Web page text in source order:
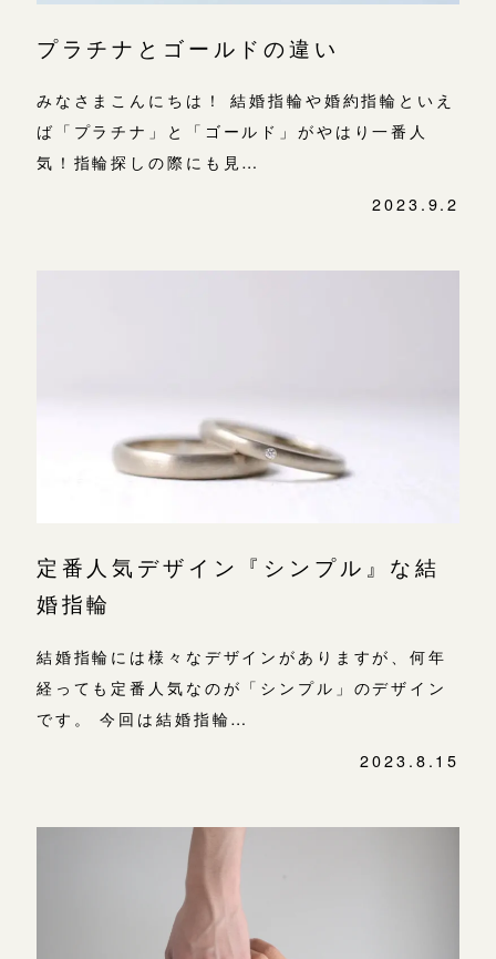
プラチナとゴールドの違い
みなさまこんにちは！ 結婚指輪や婚約指輪といえ
ば「プラチナ」と「ゴールド」がやはり一番人
気！指輪探しの際にも見…
2023.9.2
定番人気デザイン『シンプル』な結
婚指輪
結婚指輪には様々なデザインがありますが、何年
経っても定番人気なのが「シンプル」のデザイン
です。 今回は結婚指輪…
2023.8.15